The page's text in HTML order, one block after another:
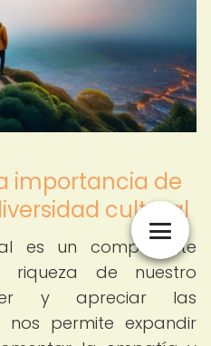
importancia de
cultural
es un componente
de nuestro
y apreciar las
nos permite expandir